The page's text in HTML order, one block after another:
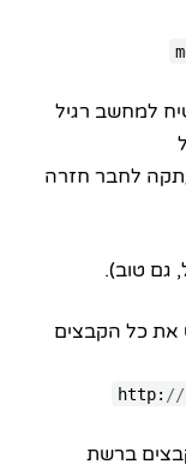
למחשב רגיל
לחבר חזרה
גם טוב).
http: //
ברשת